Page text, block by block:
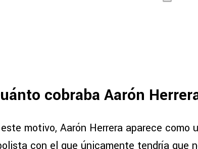
cobraba Aarón
motivo, Aarón Herrera aparece como
con el que únicamente tendría que